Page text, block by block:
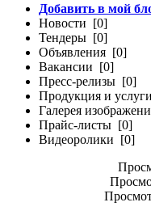
Добавить в мой
Новости [0]
Тендеры [0]
Объявления [0]
Вакансии [0]
Пресс-релизы [0]
Продукция и
Галерея
Прайс-листы [0]
Видеоролики [0]